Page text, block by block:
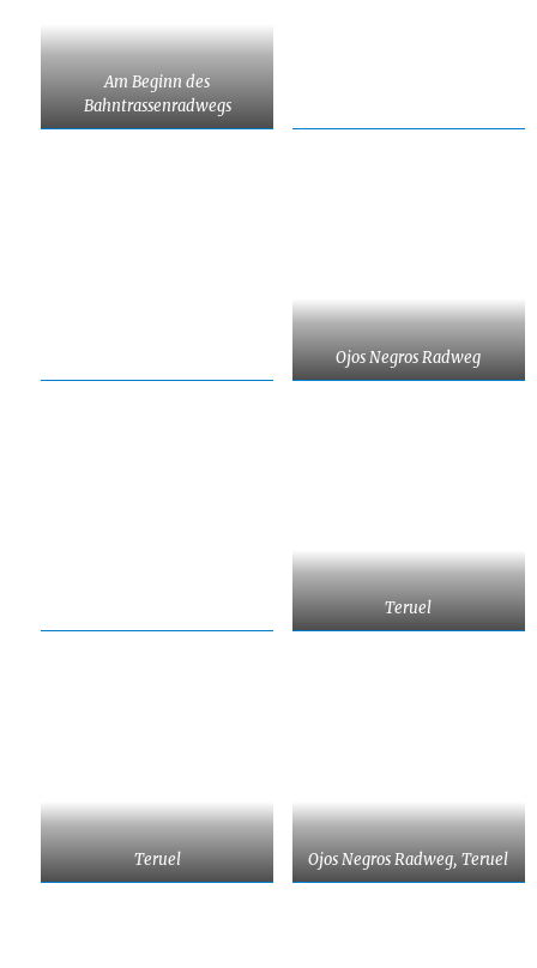
Am Beginn des
Bahntrassenradwegs
Ojos Negros Radweg
Teruel
Teruel Ojos Negros Radweg, Teruel